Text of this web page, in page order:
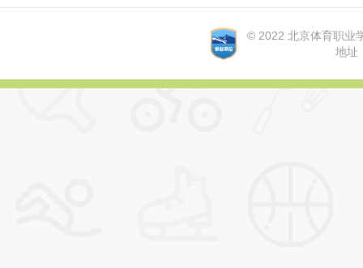
© 2022 北京体育职业
地址